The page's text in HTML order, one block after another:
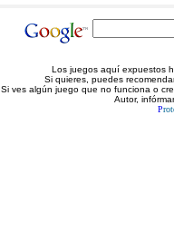
Los juegos aquí expuestos
Si quieres, puedes
Si ves algún juego que no funciona o
Autor,
P